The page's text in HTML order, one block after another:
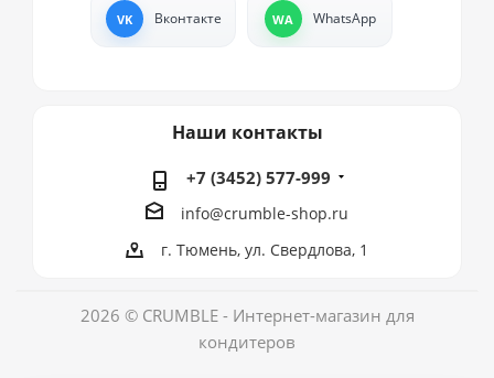
Вконтакте WhatsApp
Наши контакты
+7 (3452) 577-999
info@crumble-shop.ru
г. Тюмень, ул. Свердлова, 1
2026 © CRUMBLE - Интернет-магазин для
кондитеров